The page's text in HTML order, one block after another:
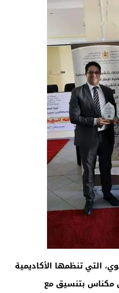
التي تنظمها الأكاديمية
مكناس بتنسيق مع